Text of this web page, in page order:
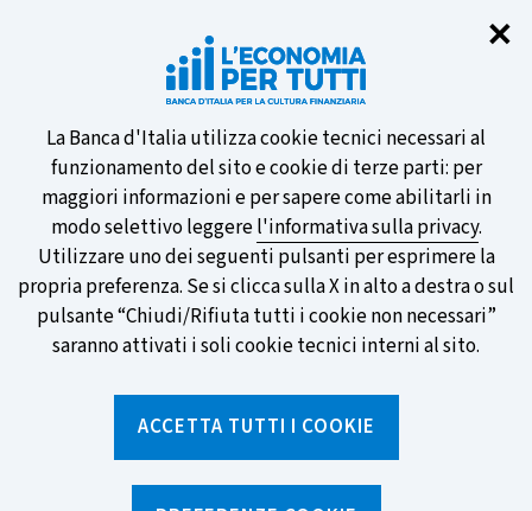
✕
Informativa
sui
cookie
La Banca d'Italia utilizza cookie tecnici necessari al
funzionamento del sito e cookie di terze parti: per
maggiori informazioni e per sapere come abilitarli in
modo selettivo leggerel'informativa sulla privacy.
Utilizzare uno dei seguenti pulsanti per esprimere la
propria preferenza. Se si clicca sulla X in alto a destra o sul
pulsante “Chiudi/Rifiuta tutti i cookie non necessari”
saranno attivati i soli cookie tecnici interni al sito.
ACCETTA TUTTI I COOKIE
Partecipa al sondaggio della BCE
sulle nuove banconote e vota la tua
preferita!
SCOPRI DI PIÙ